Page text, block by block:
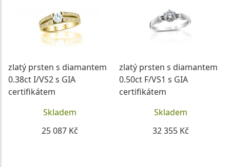
zlatý prsten s diamantem
0.38ct I/VS2 s GIA
certifikátem
Skladem
25 087 Kč
zlatý prsten s diamantem
0.50ct F/VS1 s GIA
certifikátem
Skladem
32 355 Kč